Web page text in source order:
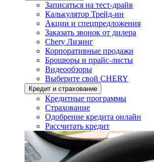
Записаться на тест-драйв
Калькулятор Трейд-ин
Акции и спецпредложения
Заказать звонок от дилера
Chery Лизинг
Корпоративные продажи
Брошюры и прайс-листы
Видеообзоры
Выберите свой CHERY
Кредит и страхование
Кредитные программы
Страхование
Одобрение кредита онлайн
Рассчитать кредит